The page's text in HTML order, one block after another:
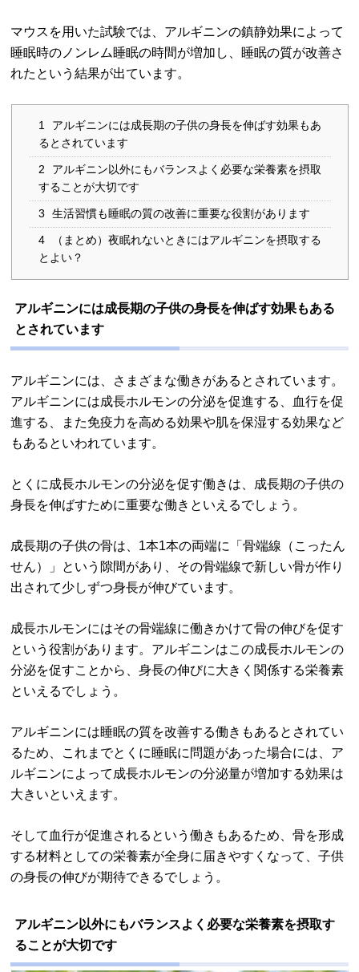
マウスを用いた試験では、アルギニンの鎮静効果によって
睡眠時のノンレム睡眠の時間が増加し、睡眠の質が改善さ
れたという結果が出ています。
1
アルギニンには成長期の子供の身長を伸ばす効果もあ
るとされています
2
アルギニン以外にもバランスよく必要な栄養素を摂取
することが大切です
3 生活習慣も睡眠の質の改善に重要な役割があります
4
（まとめ）夜眠れないときにはアルギニンを摂取する
とよい？
アルギニンには成長期の子供の身長を伸ばす効果もある
とされています
アルギニンには、さまざまな働きがあるとされています。
アルギニンには成長ホルモンの分泌を促進する、血行を促
進する、また免疫力を高める効果や肌を保湿する効果など
もあるといわれています。
とくに成長ホルモンの分泌を促す働きは、成長期の子供の
身長を伸ばすために重要な働きといえるでしょう。
成長期の子供の骨は、1本1本の両端に「骨端線（こったん
せん）」という隙間があり、その骨端線で新しい骨が作り
出されて少しずつ身長が伸びています。
成長ホルモンにはその骨端線に働きかけて骨の伸びを促す
という役割があります。アルギニンはこの成長ホルモンの
分泌を促すことから、身長の伸びに大きく関係する栄養素
といえるでしょう。
アルギニンには睡眠の質を改善する働きもあるとされてい
るため、これまでとくに睡眠に問題があった場合には、ア
ルギニンによって成長ホルモンの分泌量が増加する効果は
大きいといえます。
そして血行が促進されるという働きもあるため、骨を形成
する材料としての栄養素が全身に届きやすくなって、子供
の身長の伸びが期待できるでしょう。
アルギニン以外にもバランスよく必要な栄養素を摂取す
ることが大切です